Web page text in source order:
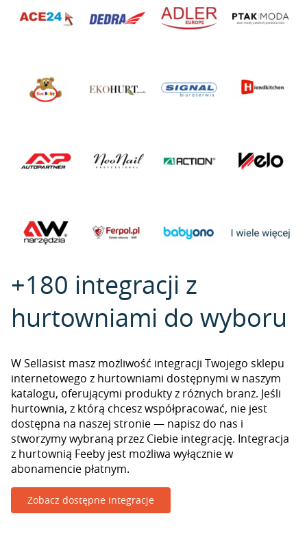
+180 integracji z
hurtowniami do wyboru
W Sellasist masz możliwość integracji Twojego sklepu
internetowego z hurtowniami dostępnymi w naszym
katalogu, oferującymi produkty z różnych branż. Jeśli
hurtownia, z którą chcesz współpracować, nie jest
dostępna na naszej stronie — napisz do nas i
stworzymy wybraną przez Ciebie integrację. Integracja
z hurtownią Feeby jest możliwa wyłącznie w
abonamencie płatnym.
Zobacz dostępne integracje